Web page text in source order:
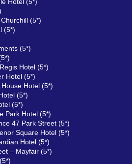
(5*)
(5*)
(5*)
Hotel (5*)
Hotel (5*)
Hotel (5*)
(5*)
(5*)
Park Hotel (5*)
47 Park Street (5*)
Square Hotel (5*)
Hotel (5*)
– Mayfair (5*)